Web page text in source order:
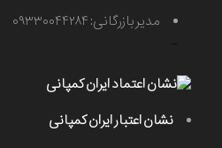
مدیر بازرگانی: ۰۹۳۳۰۰۴۴۲۸۴
نشان اعتبار ایران کمپانی